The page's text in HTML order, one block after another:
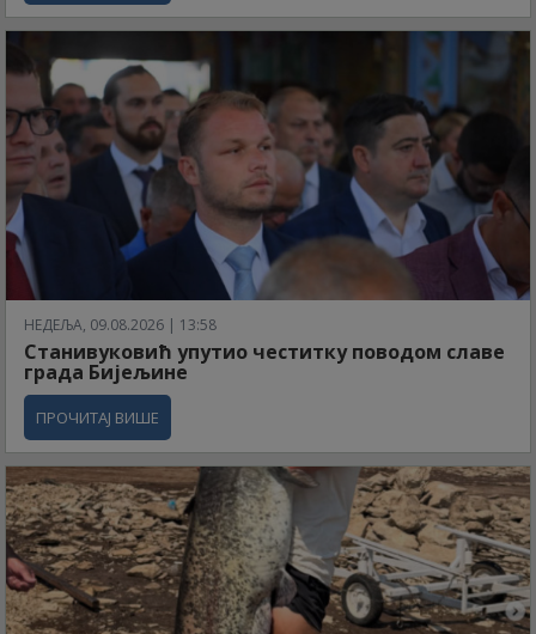
НЕДЕЉА, 09.08.2026 | 13:58
Станивуковић упутио честитку поводом славе
града Бијељине
ПРОЧИТАЈ ВИШЕ